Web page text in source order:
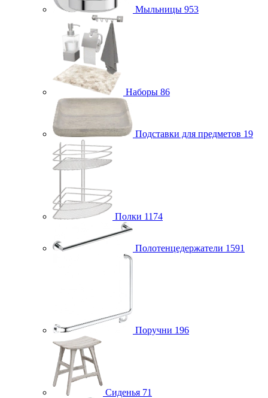
Мыльницы 953
Наборы 86
Подставки для предметов 19
Полки 1174
Полотенцедержатели 1591
Поручни 196
Сиденья 71